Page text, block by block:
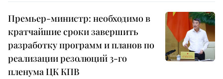
Премьер-министр: необходимо в
кратчайшие сроки завершить
разработку программ и планов по
реализации резолюций 3-го
пленума ЦК КПВ